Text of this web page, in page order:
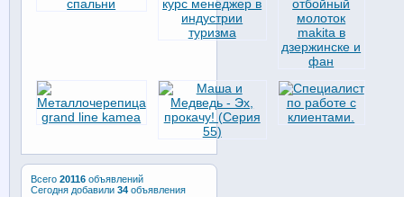
Всего 20116объявлений
Сегодня добавили 34объявления